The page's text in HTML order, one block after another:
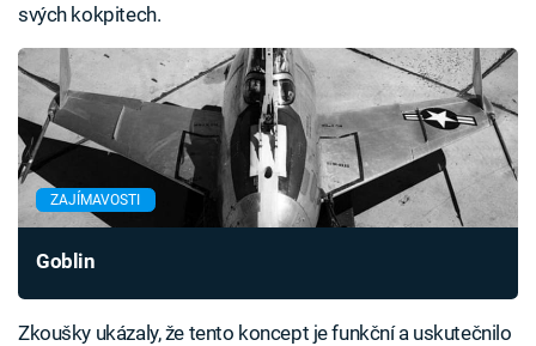
svých kokpitech.
ZAJÍMAVOSTI
Goblin
Zkoušky ukázaly, že tento koncept je funkční a uskutečnilo